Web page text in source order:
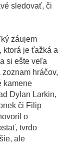
sledovať, či
záujem
ktorá je ťažká a
si ešte veľa
hráčov,
kamene
Dylan Larkin,
či Filip
o
tvrdo
ale